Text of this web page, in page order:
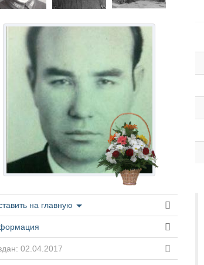
на главную
02.04.2017